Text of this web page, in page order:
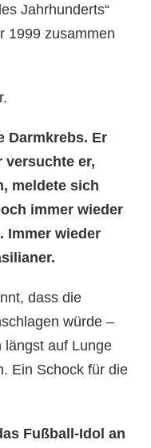
Jahrhunderts“
1999 zusammen
Darmkrebs. Er
versuchte er,
meldete sich
immer wieder
Immer wieder
dass die
würde –
längst auf Lunge
Ein Schock für die
Fußball-Idol an